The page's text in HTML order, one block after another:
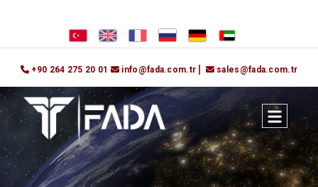
+90 264 275 20 01 info@fada.com.tr sales@fada.com.tr